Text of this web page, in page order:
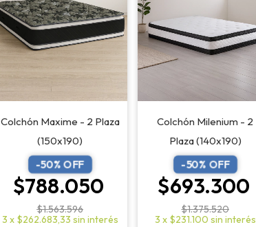
Colchón Maxime - 2 Plaza
(150x190)
-50% OFF
$788.050
$1.563.596
3 x $262.683,33 sin interés
Colchón Milenium - 2
Plaza (140x190)
-50% OFF
$693.300
$1.375.520
3 x $231.100 sin interés